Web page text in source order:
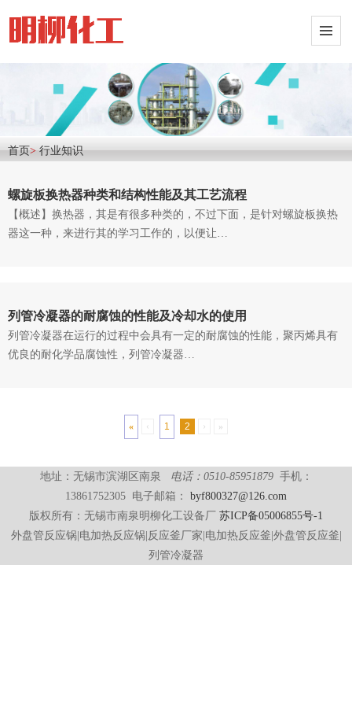
首页>行业知识
螺旋板换热器种类和结构性能及其工艺流程
【概述】换热器，其是有很多种类的，不过下面，是针对螺旋板换热
器这一种，来进行其的学习工作的，以便让…
列管冷凝器的耐腐蚀的性能及冷却水的使用
列管冷凝器在运行的过程中会具有一定的耐腐蚀的性能，聚丙烯具有
优良的耐化学品腐蚀性，列管冷凝器…
« ‹ 1 2 › »
地址：无锡市滨湖区南泉 电话：0510-85951879手机：
13861752305 电子邮箱： byf800327@126.com
版权所有：无锡市南泉明柳化工设备厂 苏ICP备05006855号-1
外盘管反应锅|电加热反应锅|反应釜厂家|电加热反应釜|外盘管反应釜|
列管冷凝器